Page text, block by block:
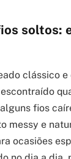
soltos:
clássico
fios
messy e
ocasiões